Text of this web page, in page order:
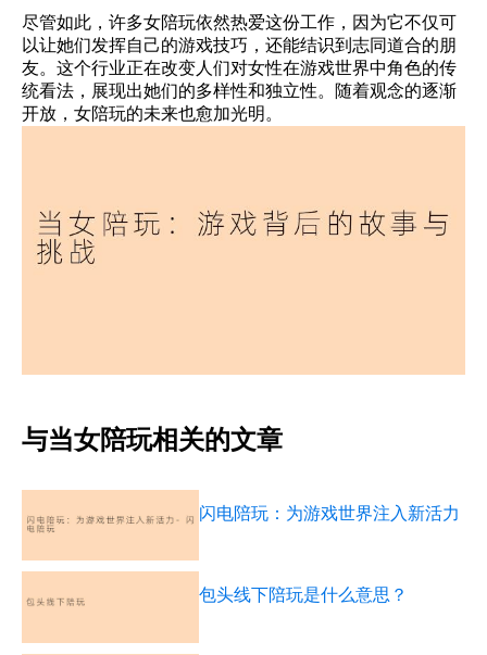
尽管如此，许多女陪玩依然热爱这份工作，因为它不仅可
以让她们发挥自己的游戏技巧，还能结识到志同道合的朋
友。这个行业正在改变人们对女性在游戏世界中角色的传
统看法，展现出她们的多样性和独立性。随着观念的逐渐
开放，女陪玩的未来也愈加光明。
与当女陪玩相关的文章
闪电陪玩：为游戏世界注入新活力
包头线下陪玩是什么意思？